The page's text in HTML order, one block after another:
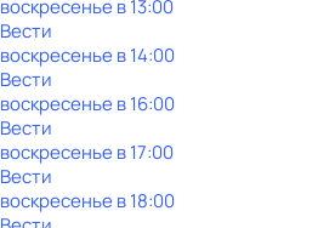
воскресенье в13:00
Вести
воскресенье в14:00
Вести
воскресенье в16:00
Вести
воскресенье в17:00
Вести
воскресенье в18:00